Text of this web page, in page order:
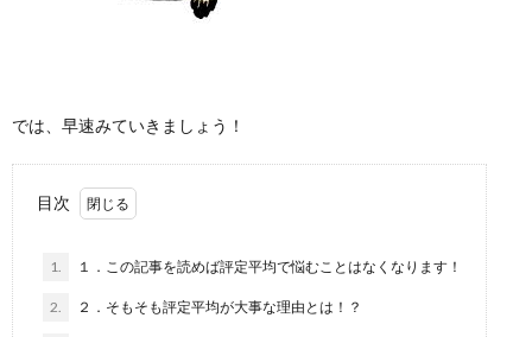
では、早速みていきましょう！
目次
1. １．この記事を読めば評定平均で悩むことはなくなります！
2. ２．そもそも評定平均が大事な理由とは！？